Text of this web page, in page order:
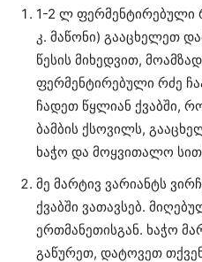
1-2 ლ ფერმენტირებული
კ. მაწონი) გააცხელეთ
წესის მიხედვით,
ფერმენტირებული რძე
ჩადეთ წყლიან ქვაბში,
ბამბის ქსოვილს,
ხაჭო და მოყვითალო
მე მარტივ ვარიანტს
ქვაბში ვათავსებ.
ერთმანეთისგან. ხაჭო
გაწურეთ, დატოვეთ